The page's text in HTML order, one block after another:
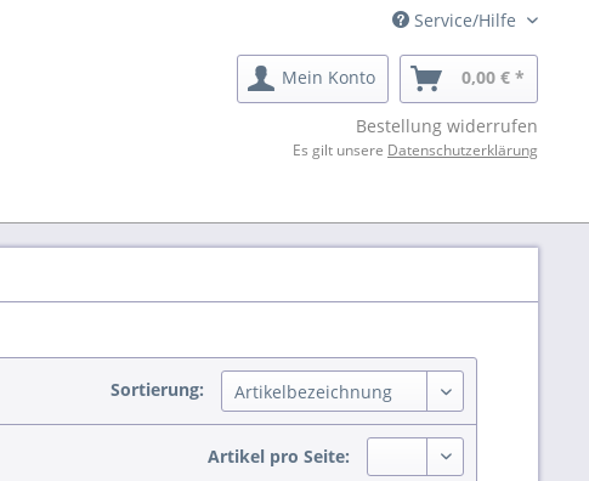
Service/Hilfe
Mein Konto 0,00 € *
Bestellung widerrufen
Es gilt unsere Datenschutzerklärung
Sortierung:
Artikel pro Seite: